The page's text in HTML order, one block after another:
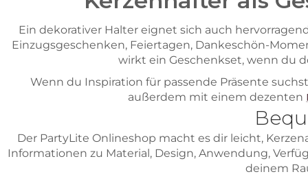
Ein dekorativer Halter eignet sich auch
Einzugsgeschenken, Feiertagen, Dankeschön-
wirkt ein Geschenkset, wenn du
Wenn du Inspiration für passende Präsente
außerdem mit einem dezenten
Der PartyLite Onlineshop macht es dir leicht,
Informationen zu Material, Design, Anwendung,
deinem